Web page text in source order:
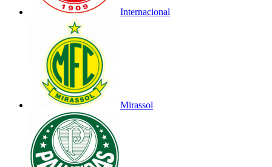
Internacional
Mirassol